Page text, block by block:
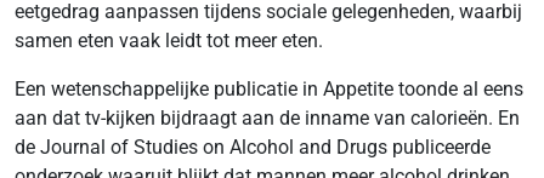
eetgedrag aanpassen tijdens sociale gelegenheden, waarbij
samen eten vaak leidt tot meer eten.
Een wetenschappelijke publicatie in Appetite toonde al eens
aan dat tv-kijken bijdraagt aan de inname van calorieën. En
de Journal of Studies on Alcohol and Drugs publiceerde